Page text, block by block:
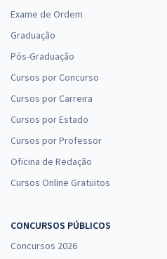
Exame de Ordem
Graduação
Pós-Graduação
Cursos por Concurso
Cursos por Carreira
Cursos por Estado
Cursos por Professor
Oficina de Redação
Cursos Online Gratuitos
CONCURSOS PÚBLICOS
Concursos 2026